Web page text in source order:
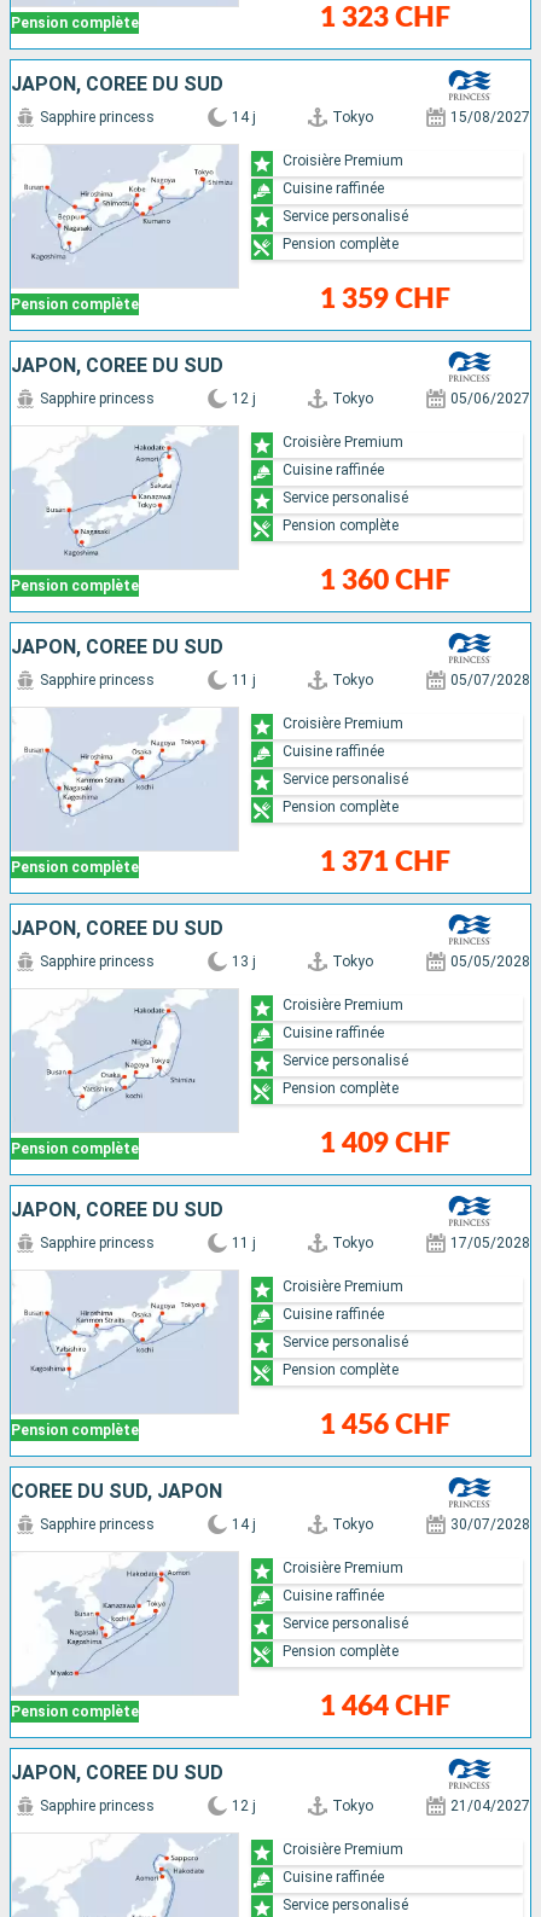
Pension complète 1 323 CHF
JAPON, CORÉE DU SUD
Pension complète
Sapphire princess 14 j Tokyo 15/08/2027
1 359 CHF
Croisière Premium
Cuisine raffinée
Service personalisé
Pension complète
JAPON, CORÉE DU SUD
Pension complète
Sapphire princess 12 j Tokyo 05/06/2027
1 360 CHF
Croisière Premium
Cuisine raffinée
Service personalisé
Pension complète
JAPON, CORÉE DU SUD
Pension complète
Sapphire princess 11 j Tokyo 05/07/2028
1 371 CHF
Croisière Premium
Cuisine raffinée
Service personalisé
Pension complète
JAPON, CORÉE DU SUD
Pension complète
Sapphire princess 13 j Tokyo 05/05/2028
1 409 CHF
Croisière Premium
Cuisine raffinée
Service personalisé
Pension complète
JAPON, CORÉE DU SUD
Pension complète
Sapphire princess 11 j Tokyo 17/05/2028
1 456 CHF
Croisière Premium
Cuisine raffinée
Service personalisé
Pension complète
CORÉE DU SUD, JAPON
Pension complète
Sapphire princess 14 j Tokyo 30/07/2028
1 464 CHF
Croisière Premium
Cuisine raffinée
Service personalisé
Pension complète
JAPON, CORÉE DU SUD
Sapphire princess 12 j Tokyo 21/04/2027
Croisière Premium
Cuisine raffinée
Service personalisé